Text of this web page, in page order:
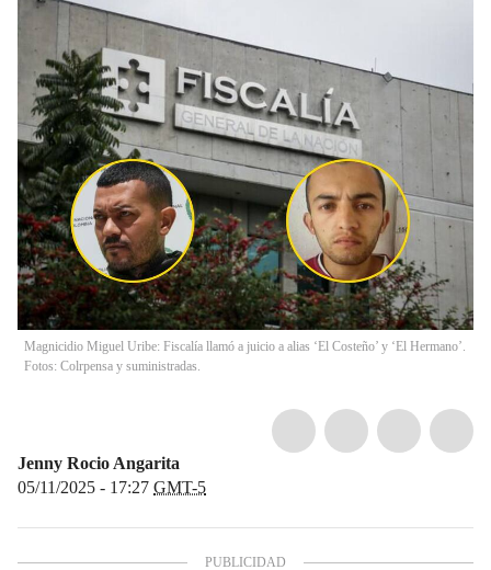
Magnicidio Miguel Uribe: Fiscalía llamó a juicio a alias ‘El Costeño’ y ‘El Hermano’.
Fotos: Colrpensa y suministradas.
Jenny Rocio Angarita
05/11/2025 - 17:27 GMT-5